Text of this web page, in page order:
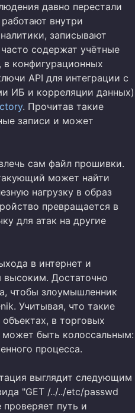
давно перестали
внутри
записывают
содержат учётные
конфигурационных
API для интеграции с
ИБ и корреляции данных)
. Прочитав такие
записи и может
сам файл прошивки.
может найти
нагрузку в образ
превращается в
для атак на другие
в интернет и
высоким. Достаточно
чтобы злоумышленник
Учитывая, что такие
в торговых
быть колоссальным:
процесса.
выглядит следующим
"GET /../../etc/passwd
проверяет путь и